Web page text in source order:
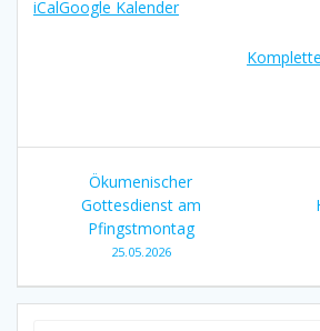
iCalGoogle Kalender
Beitragsnavigation
Ökumenischer
Gottesdienst am
Pfingstmontag
25.05.2026